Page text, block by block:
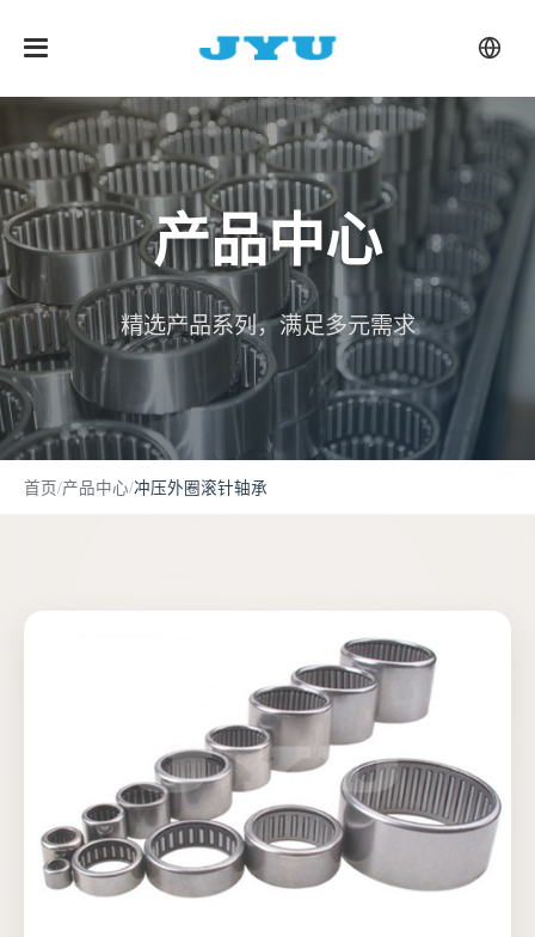
产品中心
精选产品系列，满足多元需求
首页/产品中心/冲压外圈滚针轴承